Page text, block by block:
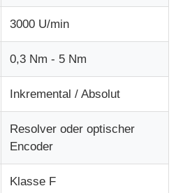
3000 U/min
0,3 Nm - 5 Nm
Inkremental / Absolut
Resolver oder optischer
Encoder
Klasse F